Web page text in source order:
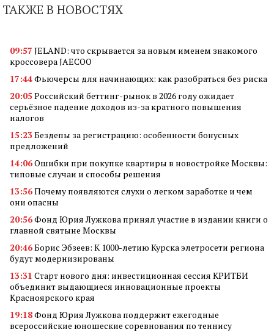
ТАКЖЕ В НОВОСТЯХ
09:57 JELAND: что скрывается за новым именем знакомого
кроссовера JAECOO
17:44Фьючерсы для начинающих: как разобраться без риска
20:05Российский беттинг-рынок в 2026 году ожидает
серьёзное падение доходов из-за кратного повышения
налогов
15:23Бездепы за регистрацию: особенности бонусных
предложений
14:06Ошибки при покупке квартиры в новостройке Москвы:
типовые случаи и способы решения
13:56Почему появляются слухи о легком заработке и чем
они опасны
20:56Фонд Юрия Лужкова принял участие в издании книги о
главной святыне Москвы
20:46Борис Эбзеев: К 1000-летию Курска элетросети региона
будут модернизированы
13:31 Старт нового дня: инвестиционная сессия КРИТБИ
объединит выдающиеся инновационные проекты
Красноярского края
19:18Фонд Юрия Лужкова поддержит ежегодные
всероссийские юношеские соревнования по теннису